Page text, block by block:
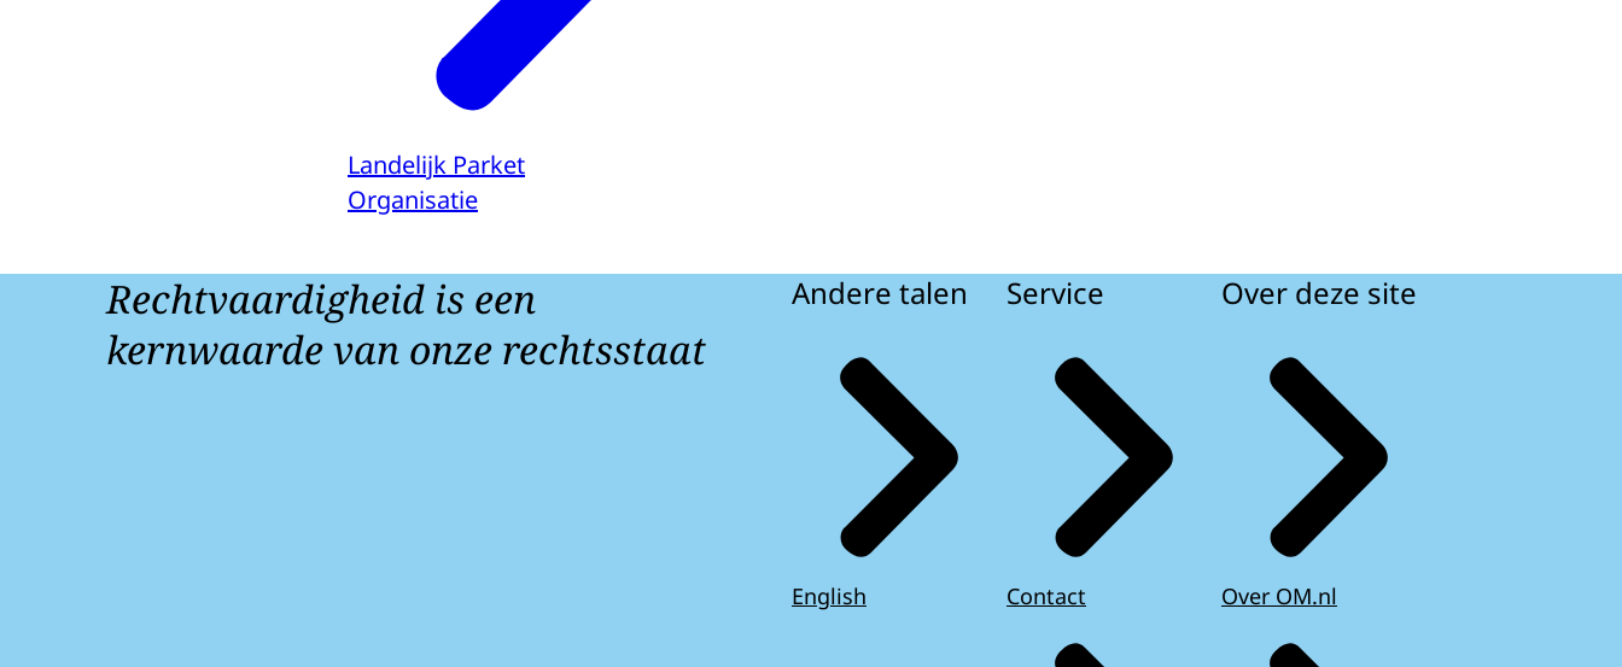
Landelijk Parket
Organisatie
Rechtvaardigheid is een
kernwaarde van onze rechtsstaat
Andere talen
English
Service
Contact
Over deze site
Over OM.nl